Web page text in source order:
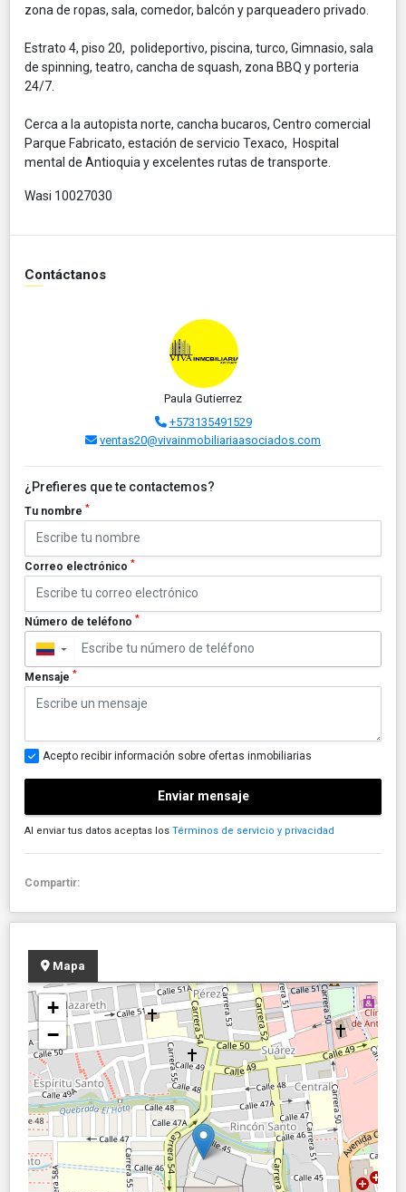
zona de ropas, sala, comedor, balcón y parqueadero privado.
Estrato 4, piso 20, polideportivo, piscina, turco, Gimnasio, sala
de spinning, teatro, cancha de squash, zona BBQ y porteria
24/7.
Cerca a la autopista norte, cancha bucaros, Centro comercial
Parque Fabricato, estación de servicio Texaco, Hospital
mental de Antioquia y excelentes rutas de transporte.
Wasi 10027030
Contáctanos
Paula Gutierrez
+573135491529
ventas20@vivainmobiliariaasociados.com
¿Prefieres que te contactemos?
Tu nombre *
Correo electrónico *
Número de teléfono *
▼
Mensaje *
Acepto recibir información sobre ofertas inmobiliarias
Enviar mensaje
Al enviar tus datos aceptas los Términos de servicio y privacidad
Compartir:
Mapa
+
−